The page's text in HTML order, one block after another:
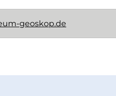
geoskop.de